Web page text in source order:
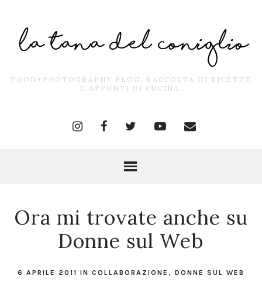
FOOD+PHOTOGRAPHY BLOG. RACCOLTA DI RICETTE
E APPUNTI DI CUCINA.
Ora mi trovate anche su
Donne sul Web
6 APRILE 2011 IN COLLABORAZIONE , DONNE SUL WEB